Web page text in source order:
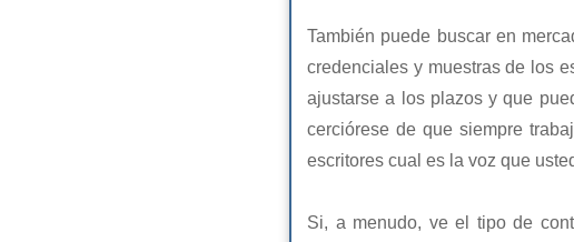
También puede buscar en
credenciales y muestras de los
ajustarse a los plazos y que
cerciórese de que siempre
escritores cual es la voz que
Si, a menudo, ve el tipo de